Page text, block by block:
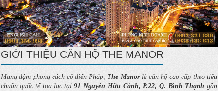
GIỚI THIỆU CĂN HỘ THE MANOR
Mang đậm phong cách cổ điển Pháp, The Manorlà căn hộ cao cấp theo tiêu
chuẩn quốc tế tọa lạc tại91 Nguyễn Hữu Cảnh, P.22, Q. Bình Thạnh gần